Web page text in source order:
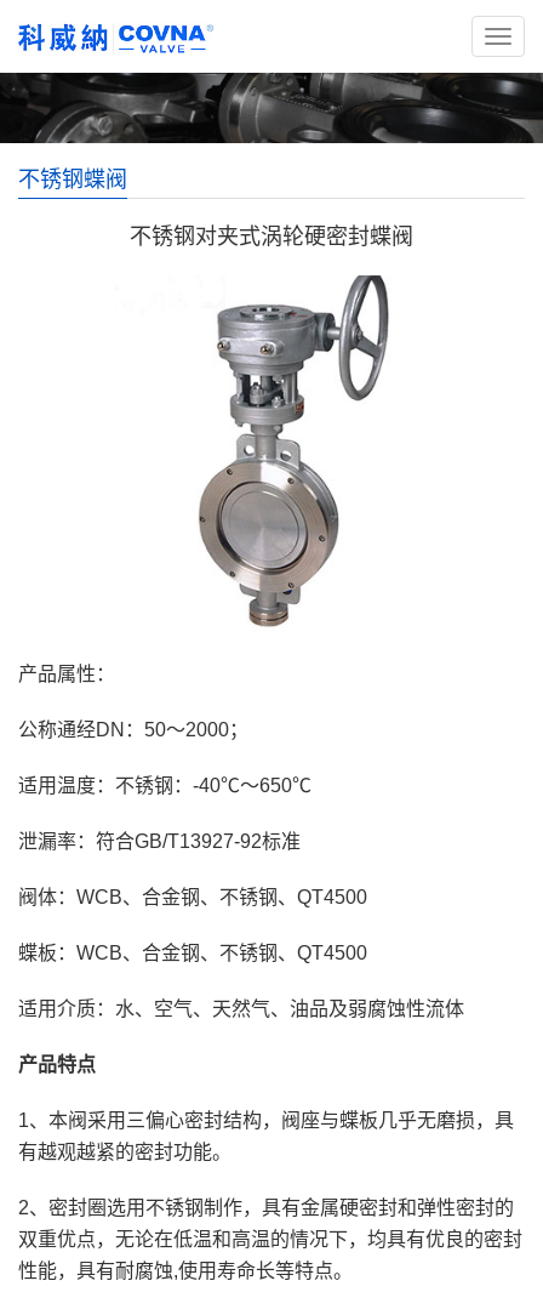
不锈钢蝶阀
不锈钢对夹式涡轮硬密封蝶阀
产品属性：
公称通经DN：50～2000；
适用温度：不锈钢：-40℃～650℃
泄漏率：符合GB/T13927-92标准
阀体：WCB、合金钢、不锈钢、QT4500
蝶板：WCB、合金钢、不锈钢、QT4500
适用介质：水、空气、天然气、油品及弱腐蚀性流体
产品特点
1、本阀采用三偏心密封结构，阀座与蝶板几乎无磨损，具
有越观越紧的密封功能。
2、密封圈选用不锈钢制作，具有金属硬密封和弹性密封的
双重优点，无论在低温和高温的情况下，均具有优良的密封
性能，具有耐腐蚀,使用寿命长等特点。